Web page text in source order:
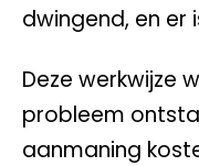
dwingend, en er
Deze werkwijze
probleem
aanmaning